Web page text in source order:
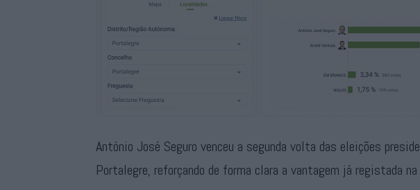
António José Seguro venceu a segunda volta das eleições
Portalegre, reforçando de forma clara a vantagem já registada